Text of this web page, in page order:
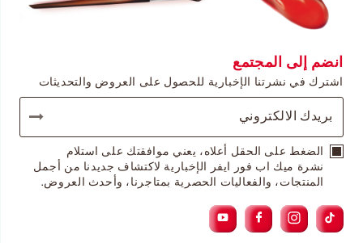
انضم إلى المجتمع
اشترك في نشرتنا الإخبارية للحصول على العروض والتحديثات
الضغط على الحقل أعلاه، يعني موافقتك على استلام
نشرة ميك اب فور ايفر الإخبارية لاكتشاف جديدنا من أجمل
المنتجات، والفعاليات الحصرية بمتاجرنا، وأحدث العروض.